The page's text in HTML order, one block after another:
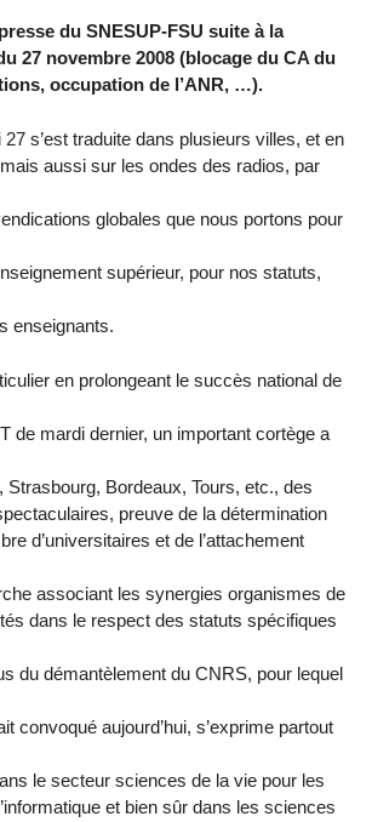
du SNESUP-FSU suite à la
27 novembre 2008 (blocage du CA du
occupation de l’ANR, …).
27 s’est traduite dans plusieurs villes, et en
aussi sur les ondes des radios, par
globales que nous portons pour
supérieur, pour nos statuts,
enseignants.
en prolongeant le succès national de
de mardi dernier, un important cortège a
Strasbourg, Bordeaux, Tours, etc., des
preuve de la détermination
d’universitaires et de l’attachement
associant les synergies organismes de
dans le respect des statuts spécifiques
du démantèlement du CNRS, pour lequel
convoqué aujourd’hui, s’exprime partout
le secteur sciences de la vie pour les
et bien sûr dans les sciences